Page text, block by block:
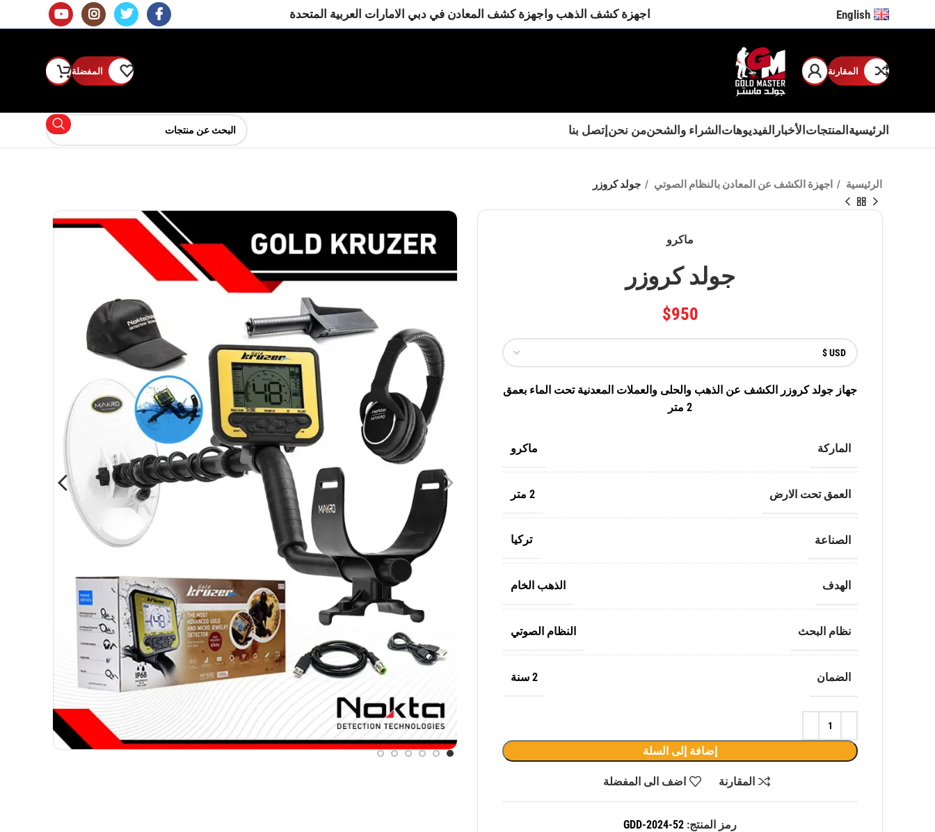
English اجهزة كشف الذهب واجهزة كشف المعادن في دبي الامارات العربية المتحدة
المقارنة المفضلة
الرئيسية المنتجات الأخبار الفيديوهات الشراء والشحنمن نحنإتصل بنا
الرئيسية اجهزة الكشف عن المعادن بالنظام الصوتي جولد كروزر
ماكرو
جولد كروزر
$950
جهاز جولد كروزر الكشف عن الذهب والحلى والعملات المعدنية تحت الماء بعمق
2 متر
الماركة ماكرو
العمق تحت الارض 2 متر
الصناعة تركيا
الهدف الذهب الخام
نظام البحث النظام الصوتي
الضمان 2 سنة
إضافة إلى السلة
المقارنة اضف الى المفضلة
رمز المنتج: GDD-2024-52